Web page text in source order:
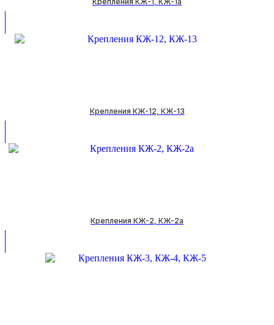
Крепления КЖ-12, КЖ-13
Крепления КЖ-2, КЖ-2а